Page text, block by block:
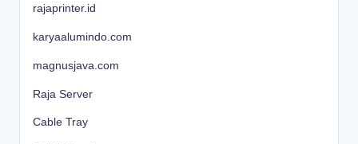
rajaprinter.id
karyaalumindo.com
magnusjava.com
Raja Server
Cable Tray